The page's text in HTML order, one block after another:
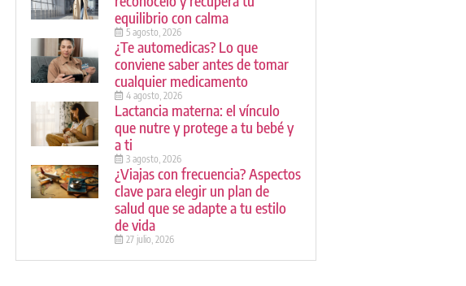
equilibrio con calma
5 agosto, 2026
¿Te automedicas? Lo que
conviene saber antes de tomar
cualquier medicamento
4 agosto, 2026
Lactancia materna: el vínculo
que nutre y protege a tu bebé y
a ti
3 agosto, 2026
¿Viajas con frecuencia? Aspectos
clave para elegir un plan de
salud que se adapte a tu estilo
de vida
27 julio, 2026